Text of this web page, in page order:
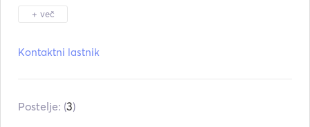
+ več
Vrsta goriva:
Kontaktni lastnik
Postelje: (3)